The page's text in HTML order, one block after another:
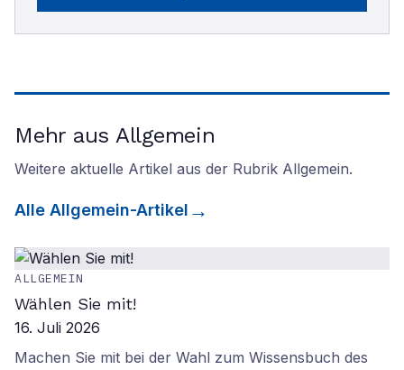
Mehr aus Allgemein
Weitere aktuelle Artikel aus der Rubrik Allgemein.
Alle Allgemein-Artikel
ALLGEMEIN
Wählen Sie mit!
16. Juli 2026
Machen Sie mit bei der Wahl zum Wissensbuch des